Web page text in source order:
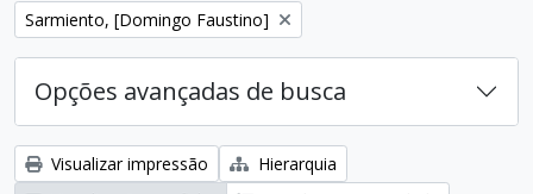
Remover filtro:
Sarmiento, [Domingo Faustino]
Opções avançadas de busca
Visualizar impressão
Hierarquia